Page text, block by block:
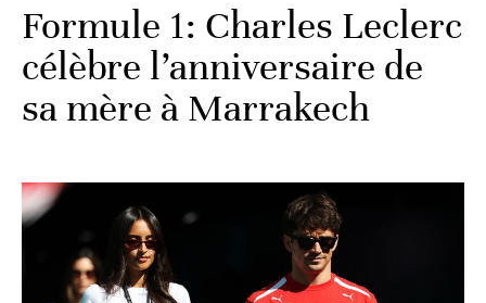
Formule 1: Charles Leclerc
célèbre l’anniversaire de
sa mère à Marrakech